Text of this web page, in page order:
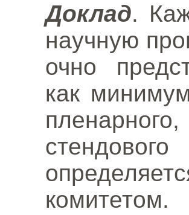
Доклад.
научную
очно
как